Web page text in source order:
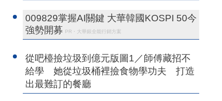
009829掌握AI關鍵 大華韓國KOSPI 50今
強勢開募 PR・大華銀全能行銷方案
從吧檯撿垃圾到億元版圖1／師傅藏招不
給學 她從垃圾桶裡撿食物學功夫 打造
出最難訂的餐廳